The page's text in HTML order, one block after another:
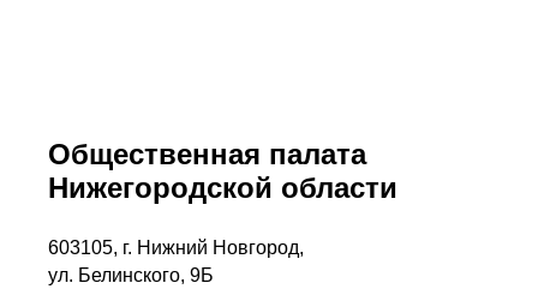
Общественная палата
Нижегородской области
603105, г. Нижний Новгород,
ул. Белинского, 9Б